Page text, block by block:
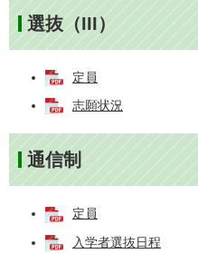
選抜（III）
定員
志願状況
通信制
定員
入学者選抜日程